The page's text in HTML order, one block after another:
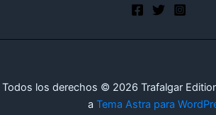
Todos los derechos © 2026 Trafalgar
a Tema Astra para